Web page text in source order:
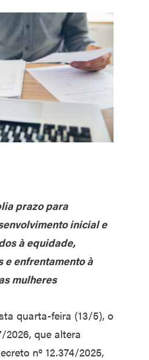
prazo para
inicial e
à equidade,
e enfrentamento à
mulheres
quarta-feira (13/5), o
2026, que altera
nº 12.374/2025,